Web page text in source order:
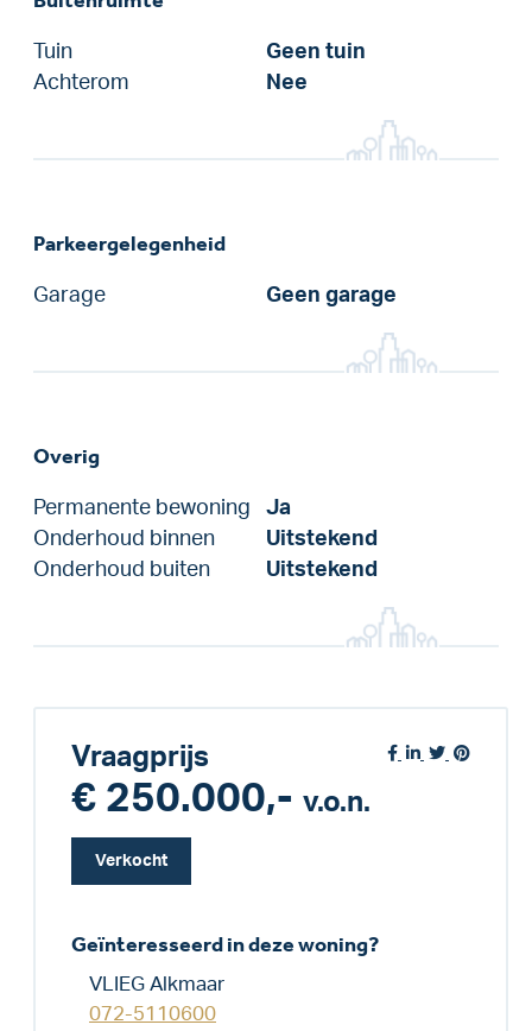
Tuin
Geen tuin
Achterom
Nee
Parkeergelegenheid
Garage Geen garage
Overig
Permanente bewoning
Ja
Onderhoud binnen
Uitstekend
Onderhoud buiten
Uitstekend
Vraagprijs
€ 250.000,- v.o.n.
Verkocht
Geïnteresseerd in deze woning?
VLIEG Alkmaar
072-5110600